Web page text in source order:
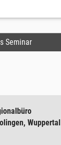
Seminar
Wuppertal